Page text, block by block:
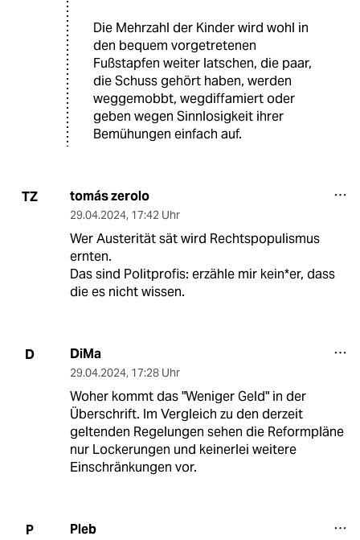
Die Mehrzahl der Kinder wird wohl in
den bequem vorgetretenen
Fußstapfen weiter latschen, die paar,
die Schuss gehört haben, werden
weggemobbt, wegdiffamiert oder
geben wegen Sinnlosigkeit ihrer
Bemühungen einfach auf.
TZ tomás zerolo
29.04.2024, 17:42 Uhr
Wer Austerität sät wird Rechtspopulismus
ernten.
Das sind Politprofis: erzähle mir kein*er, dass
die es nicht wissen.
D DiMa
29.04.2024, 17:28 Uhr
Woher kommt das "Weniger Geld" in der
Überschrift. Im Vergleich zu den derzeit
geltenden Regelungen sehen die Reformpläne
nur Lockerungen und keinerlei weitere
Einschränkungen vor.
P Pleb